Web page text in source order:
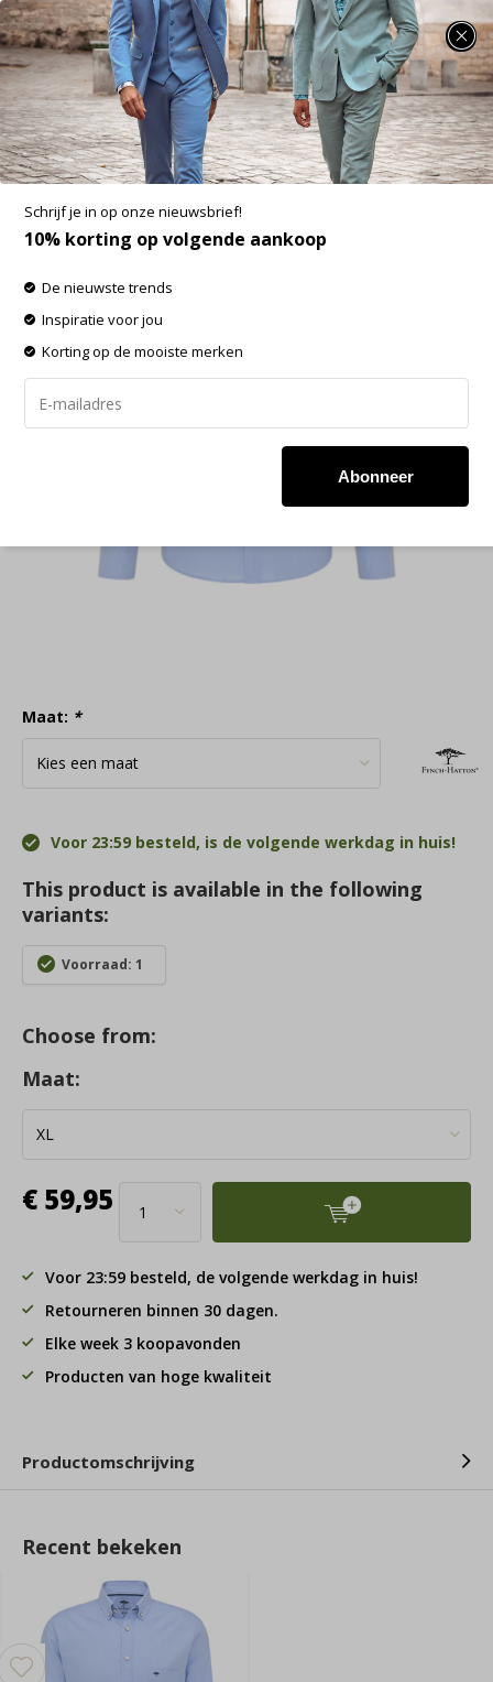
SUMMER SALE: 25% t/m 50% korting op heel veel zomerse items!
Fynch Hatton Overhemd Licht Blauw
(10005500 - 5510)N
Aan verlanglijst toevoegen
Maat: *
Voor 23:59 besteld, is de volgende werkdag in huis!
This product is available in the following
variants:
Voorraad: 1
Choose from:
Maat:
€ 59,95
Voor 23:59 besteld, de volgende werkdag in huis!
Retourneren binnen 30 dagen.
Elke week 3 koopavonden
Producten van hoge kwaliteit
Productomschrijving
Recent bekeken
Schrijf je in op onze nieuwsbrief!
10% korting op volgende aankoop
De nieuwste trends
Inspiratie voor jou
Korting op de mooiste merken
Abonneer